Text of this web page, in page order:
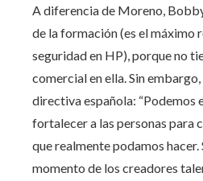
A diferencia de Moreno,
de la formación (es el máximo
seguridad en HP), porque no
comercial en ella. Sin
directiva española: “Podemos
fortalecer a las personas para
que realmente podamos hacer.
momento de los creadores